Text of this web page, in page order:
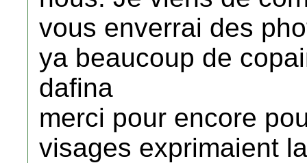
vous enverrai des
ya beaucoup de
dafina
merci pour encore
visages exprimaient